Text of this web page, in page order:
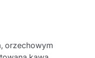
orzechowym